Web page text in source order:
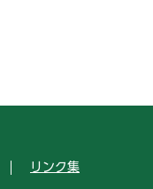
リンク集